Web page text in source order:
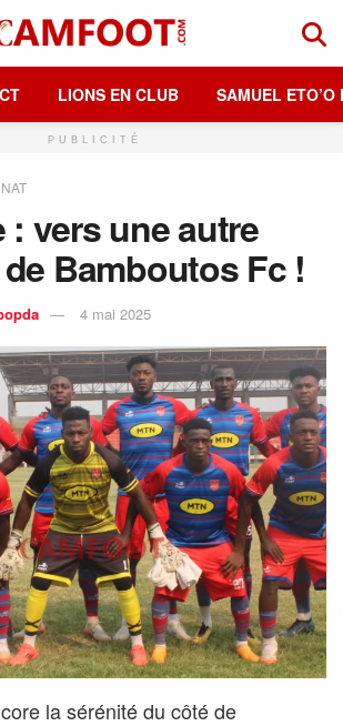
LIONS EN CLUB SAMUEL ETO’O
PUBLICITÉ
: vers une autre
Bamboutos Fc !
4 mai 2025
la sérénité du côté de